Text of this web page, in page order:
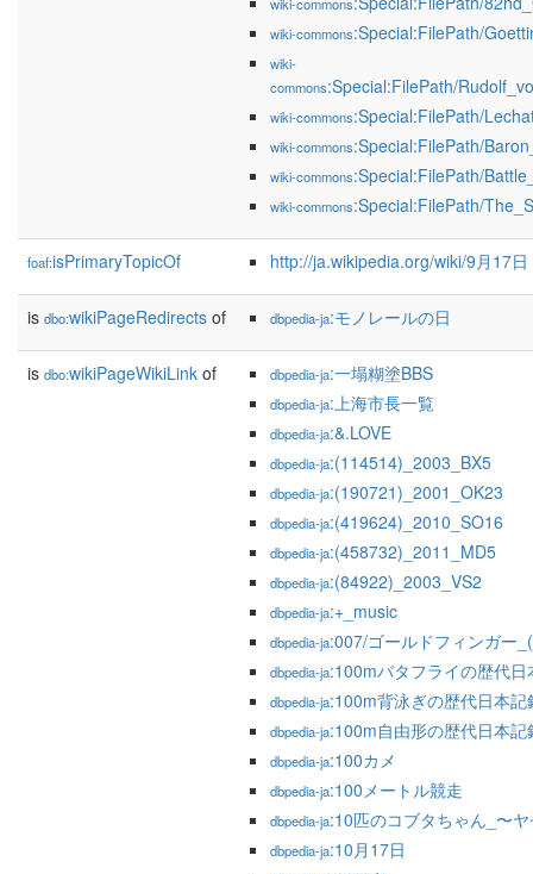
wiki-commons:Special:FilePath/
wiki-
commons:Special:FilePath/
wiki-commons:Special:FilePath/
wiki-commons:Special:FilePath/
wiki-commons:Special:FilePath/
wiki-commons:Special:FilePath/
foaf:isPrimaryTopicOf http://ja.wikipedia.org/wiki/9月17日
is dbo:wikiPageRedirects of dbpedia-ja:モノレールの日
is dbo:wikiPageWikiLink of dbpedia-ja:一塌糊塗BBS
dbpedia-ja:上海市長一覧
dbpedia-ja:&.LOVE
dbpedia-ja:(114514)_2003_BX5
dbpedia-ja:(190721)_2001_OK23
dbpedia-ja:(419624)_2010_SO16
dbpedia-ja:(458732)_2011_MD5
dbpedia-ja:(84922)_2003_VS2
dbpedia-ja:+_music
dbpedia-ja:007/ゴールドフィンガー
dbpedia-ja:100mバタフライの歴代日
dbpedia-ja:100m背泳ぎの歴代日本記
dbpedia-ja:100m自由形の歴代日本記
dbpedia-ja:100カメ
dbpedia-ja:100メートル競走
dbpedia-ja:10匹のコブタちゃん_〜
dbpedia-ja:10月17日